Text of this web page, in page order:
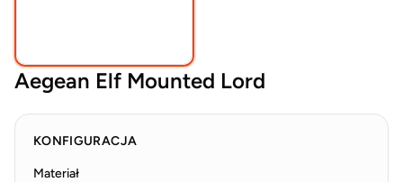
Aegean Elf Mounted Lord
KONFIGURACJA
Materiał